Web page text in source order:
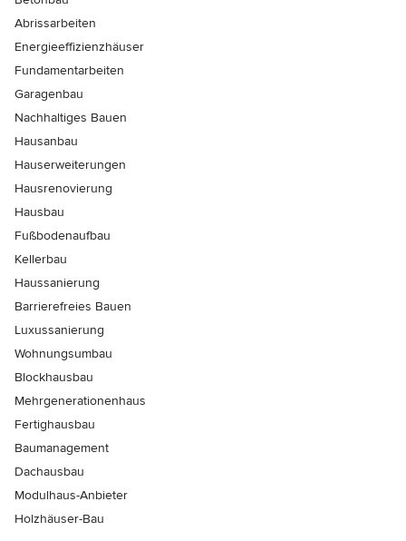
Abrissarbeiten
Energieeffizienzhäuser
Fundamentarbeiten
Garagenbau
Nachhaltiges Bauen
Hausanbau
Hauserweiterungen
Hausrenovierung
Hausbau
Fußbodenaufbau
Kellerbau
Haussanierung
Barrierefreies Bauen
Luxussanierung
Wohnungsumbau
Blockhausbau
Mehrgenerationenhaus
Fertighausbau
Baumanagement
Dachausbau
Modulhaus-Anbieter
Holzhäuser-Bau